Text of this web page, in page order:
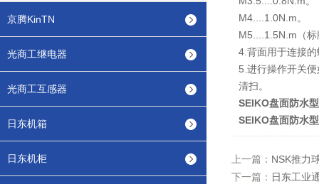
京腾KinTN
光商工继电器
光商工互感器
日东机箱
日东机柜
M4....1.0N.m。
M5....1.5N.m（
4.背面用于连接
5.进行操作开关
清扫。
SEIKO盘面防水
SEIKO盘面防水
上一篇： NSK推力
下一篇： 日东工业